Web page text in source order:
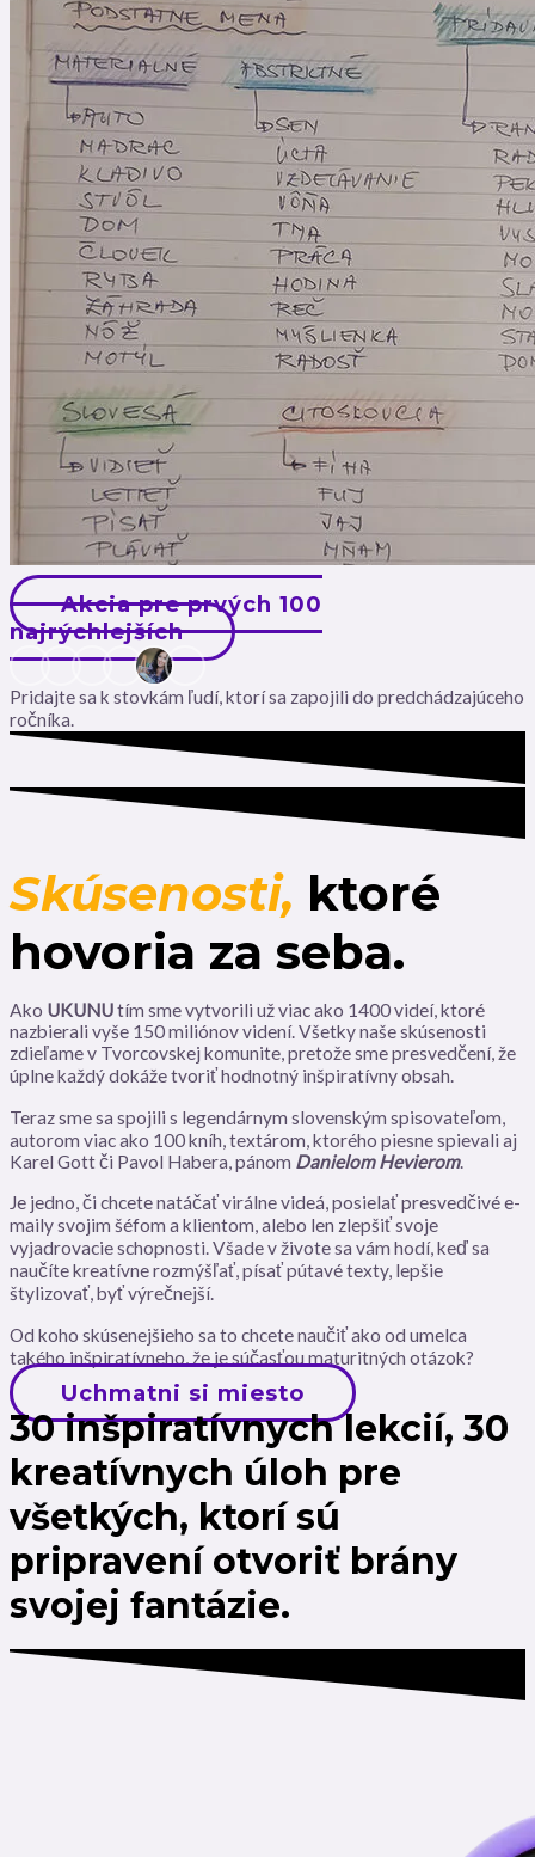
Akcia pre prvých 100
najrýchlejších
Pridajte sa k stovkám ľudí, ktorí sa zapojili do predchádzajúceho
ročníka.
Skúsenosti, ktoré
hovoria za seba.
Ako UKUNUtím sme vytvorili už viac ako 1400 videí, ktoré
nazbierali vyše 150 miliónov videní. Všetky naše skúsenosti
zdieľame v Tvorcovskej komunite, pretože sme presvedčení, že
úplne každý dokáže tvoriť hodnotný inšpiratívny obsah.
Teraz sme sa spojili s legendárnym slovenským spisovateľom,
autorom viac ako 100 kníh, textárom, ktorého piesne spievali aj
Karel Gott či Pavol Habera, pánom Danielom Hevierom.
Je jedno, či chcete natáčať virálne videá, posielať presvedčivé e-
maily svojim šéfom a klientom, alebo len zlepšiť svoje
vyjadrovacie schopnosti. Všade v živote sa vám hodí, keď sa
naučíte kreatívne rozmýšľať, písať pútavé texty, lepšie
štylizovať, byť výrečnejší.
Od koho skúsenejšieho sa to chcete naučiť ako od umelca
takého inšpiratívneho, že je súčasťou maturitných otázok?
Uchmatni si miesto
30 inšpiratívnych lekcií, 30
kreatívnych úloh pre
všetkých, ktorí sú
pripravení otvoriť brány
svojej fantázie.